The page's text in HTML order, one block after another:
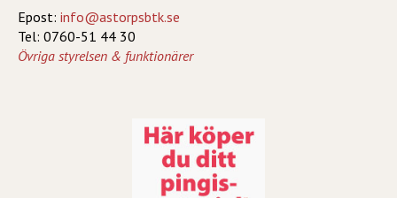
Epost: info@astorpsbtk.se
Tel: 0760-51 44 30
Övriga styrelsen & funktionärer